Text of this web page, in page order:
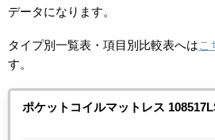
データになります。
タイプ別一覧表・項目別比較表へは こ
す。
ポケットコイルマットレス